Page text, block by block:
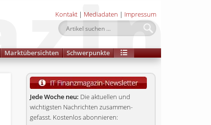
Kontakt | Mediadaten | Impressum
Marktübersichten Schwerpunkte
Jede Woche neu: Die aktuellen und
wichtigsten Nachrichten zusammen­
gefasst. Kostenlos abonnieren: